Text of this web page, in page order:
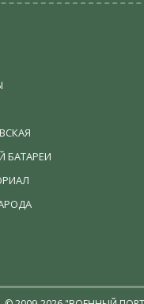
БАТАРЕИ